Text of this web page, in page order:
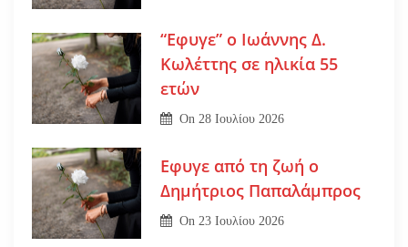
“Εφυγε” ο Ιωάννης Δ.
Κωλέττης σε ηλικία 55
ετών
On 28 Ιουλίου 2026
Εφυγε από τη ζωή ο
Δημήτριος Παπαλάμπρος
On23 Ιουλίου 2026